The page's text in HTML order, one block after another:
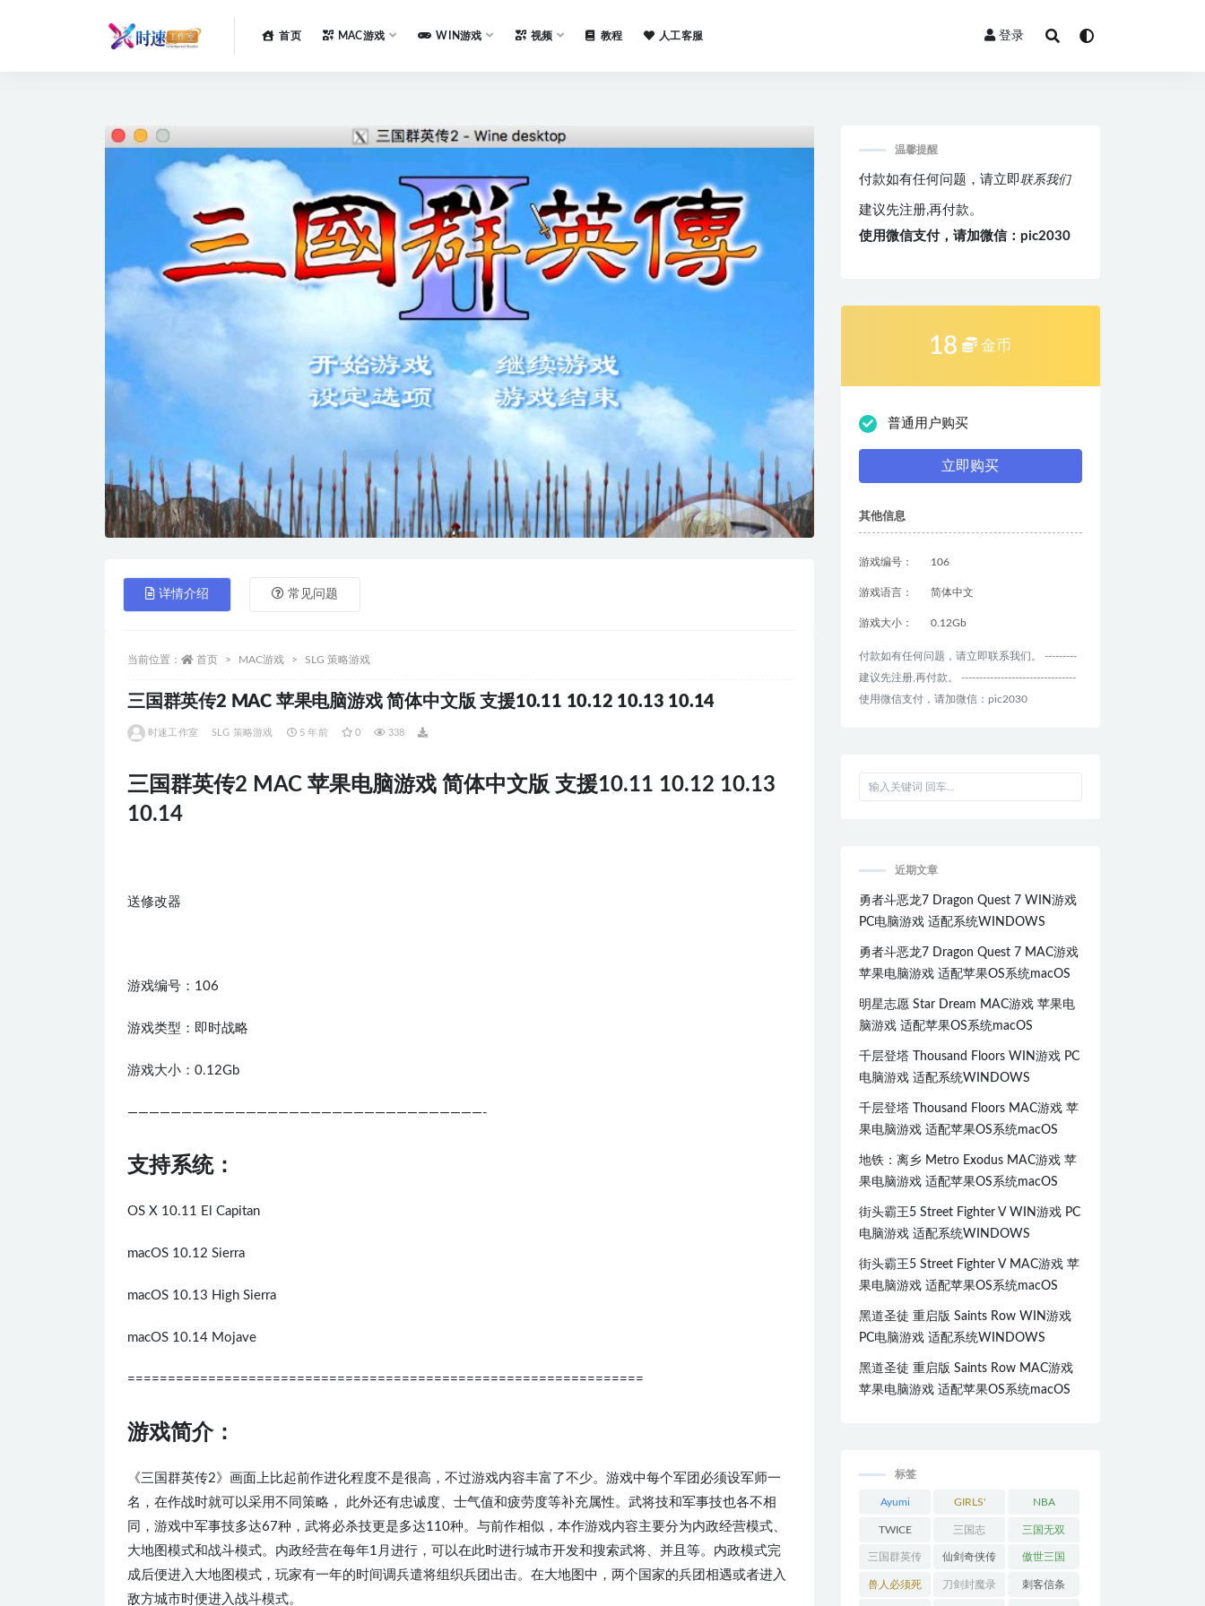
首页 MAC游戏 WIN游戏 视频 教程 人工客服 登录
详情介绍 常见问题
当前位置： 首页 MAC游戏 SLG 策略游戏
三国群英传2 MAC 苹果电脑游戏 简体中文版 支援10.11 10.12 10.13 10.14
时速工作室 SLG 策略游戏 5 年前 0 338
三国群英传2 MAC 苹果电脑游戏 简体中文版 支援10.11 10.12 10.13
10.14
送修改器
游戏编号：106
游戏类型：即时战略
游戏大小：0.12Gb
—————————————————————————————————-
支持系统：
OS X 10.11 El Capitan
macOS 10.12 Sierra
macOS 10.13 High Sierra
macOS 10.14 Mojave
================================================================
游戏简介：
《三国群英传2》画面上比起前作进化程度不是很高，不过游戏内容丰富了不少。游戏中每个军团必须设军师一
名，在作战时就可以采用不同策略， 此外还有忠诚度、士气值和疲劳度等补充属性。武将技和军事技也各不相
同，游戏中军事技多达67种，武将必杀技更是多达110种。与前作相似，本作游戏内容主要分为内政经营模式、
大地图模式和战斗模式。内政经营在每年1月进行，可以在此时进行城市开发和搜索武将、并且等。内政模式完
成后便进入大地图模式，玩家有一年的时间调兵遣将组织兵团出击。在大地图中，两个国家的兵团相遇或者进入
敌方城市时便进入战斗模式。
温馨提醒
付款如有任何问题，请立即联系我们
建议先注册,再付款。
使用微信支付，请加微信：pic2030
18 金币
普通用户购买
立即购买
其他信息
游戏编号： 106
游戏语言： 简体中文
游戏大小： 0.12Gb
付款如有任何问题，请立即联系我们。 ---------
建议先注册,再付款。 --------------------------------
使用微信支付，请加微信：pic2030
近期文章
勇者斗恶龙7 Dragon Quest 7 WIN游戏
PC电脑游戏 适配系统WINDOWS
勇者斗恶龙7 Dragon Quest 7 MAC游戏
苹果电脑游戏 适配苹果OS系统macOS
明星志愿 Star Dream MAC游戏 苹果电
脑游戏 适配苹果OS系统macOS
千层登塔 Thousand Floors WIN游戏 PC
电脑游戏 适配系统WINDOWS
千层登塔 Thousand Floors MAC游戏 苹
果电脑游戏 适配苹果OS系统macOS
地铁：离乡 Metro Exodus MAC游戏 苹
果电脑游戏 适配苹果OS系统macOS
街头霸王5 Street Fighter V WIN游戏 PC
电脑游戏 适配系统WINDOWS
街头霸王5 Street Fighter V MAC游戏 苹
果电脑游戏 适配苹果OS系统macOS
黑道圣徒 重启版 Saints Row WIN游戏
PC电脑游戏 适配系统WINDOWS
黑道圣徒 重启版 Saints Row MAC游戏
苹果电脑游戏 适配苹果OS系统macOS
标签
Ayumi
Hamasaki
GIRLS'
GENERATI
ON
NBA
TWICE 三国志 三国无双
三国群英传 仙剑奇侠传 傲世三国
兽人必须死 刀剑封魔录 刺客信条